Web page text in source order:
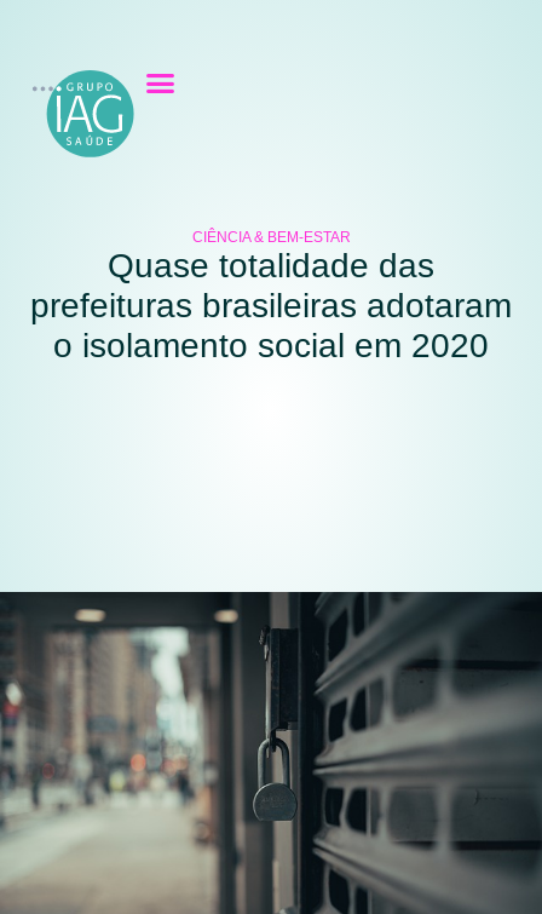
CIÊNCIA & BEM-ESTAR
Quase totalidade das
prefeituras brasileiras adotaram
o isolamento social em 2020